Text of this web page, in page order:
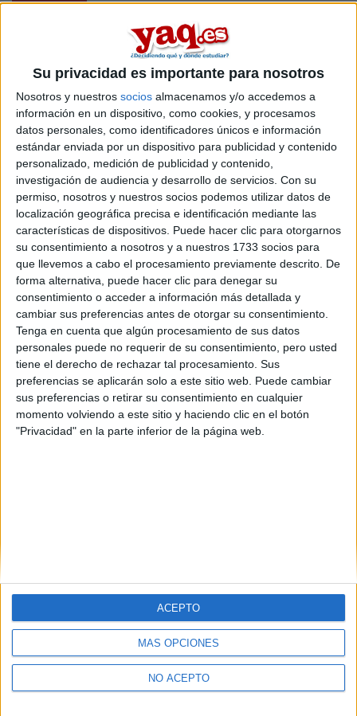
Su privacidad es importante para nosotros
Nosotros y nuestros socios almacenamos y/o accedemos a
información en un dispositivo, como cookies, y procesamos
datos personales, como identificadores únicos e información
estándar enviada por un dispositivo para publicidad y contenido
personalizado, medición de publicidad y contenido,
investigación de audiencia y desarrollo de servicios. Con su
permiso, nosotros y nuestros socios podemos utilizar datos de
localización geográfica precisa e identificación mediante las
características de dispositivos. Puede hacer clic para otorgarnos
su consentimiento a nosotros y a nuestros 1733 socios para
que llevemos a cabo el procesamiento previamente descrito. De
forma alternativa, puede hacer clic para denegar su
consentimiento o acceder a información más detallada y
cambiar sus preferencias antes de otorgar su consentimiento.
Tenga en cuenta que algún procesamiento de sus datos
personales puede no requerir de su consentimiento, pero usted
tiene el derecho de rechazar tal procesamiento. Sus
preferencias se aplicarán solo a este sitio web. Puede cambiar
sus preferencias o retirar su consentimiento en cualquier
momento volviendo a este sitio y haciendo clic en el botón
"Privacidad" en la parte inferior de la página web.
MÁS OPCIONES
NO ACEPTO
ACEPTO
1 opciónpara hacer unmáster en el area de
ingeniería aeroespacial.
ampliar tu búsqueda a toda España
másters en ingeniería aeroespacial entre los que puedes elegir.
Estos estudios están asociados a la rama de Ingeniería y
arquitectura.
Presencial |León
Máster Universitario en
Ingeniería Aeronáutica
UNIVERSIDAD DE LEóN (Universidad Pública)
Tipo: Máster
Pídeles información ¡GRATIS!
Seleccionar por provincia
Barcelona
León(1)
Lugo(1)
Madrid(7)
Ourense(1)
Sevilla(1)
Valencia(1)
Vizcaya(1)
Quiénes somos|Contactar|
Aviso legal|Politica de privacidad|Condiciones generales|Política
de cookies
© 2003-2026Compás Mediterráneo S.L.- Diego de León 47 - 28006